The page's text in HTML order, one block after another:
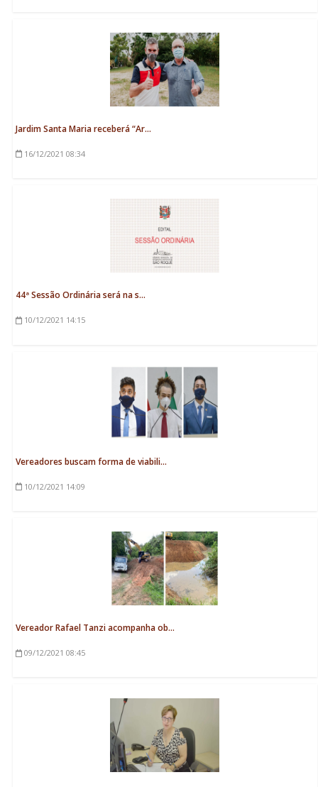
Jardim Santa Maria receberá “Ar...
16/12/2021 08:34
44ª Sessão Ordinária será na s...
10/12/2021 14:15
Vereadores buscam forma de viabili...
10/12/2021 14:09
Vereador Rafael Tanzi acompanha ob...
09/12/2021 08:45